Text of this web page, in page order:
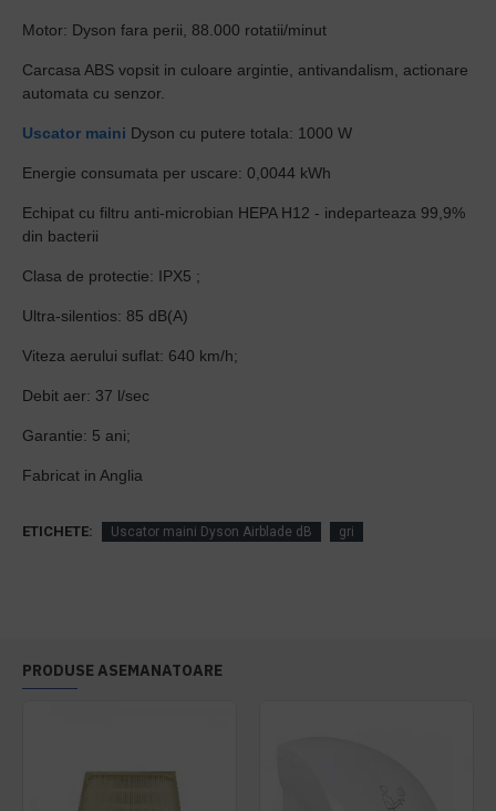
Motor: Dyson fara perii, 88.000 rotatii/minut
Carcasa ABS vopsit in culoare argintie, antivandalism, actionare
automata cu senzor.
Uscator maini Dyson cu putere totala: 1000 W
Energie consumata per uscare: 0,0044 kWh
Echipat cu filtru anti-microbian HEPA H12 - indeparteaza 99,9%
din bacterii
Clasa de protectie: IPX5 ;
Ultra-silentios: 85 dB(A)
Viteza aerului suflat: 640 km/h;
Debit aer: 37 l/sec
Garantie: 5 ani;
Fabricat in Anglia
ETICHETE: Uscator maini Dyson Airblade dB gri
PRODUSE ASEMANATOARE